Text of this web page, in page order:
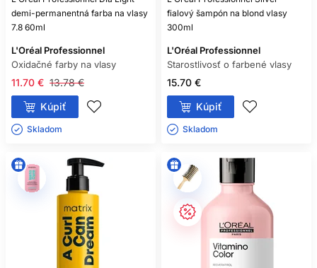
demi-permanentná farba na vlasy
7.8 60ml
L'Oréal Professionnel
Oxidačné farby na vlasy
13.78 €
11.70 €
Kúpiť
Skladom ㅤ
fialový šampón na blond vlasy
300ml
L'Oréal Professionnel
Starostlivosť o farbené vlasy
15.70 €
Kúpiť
Skladom ㅤ